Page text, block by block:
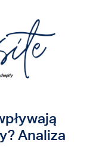
Analiza